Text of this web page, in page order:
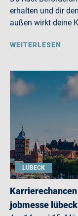
erhalten und dir
außen wirkt deine
WEITERLESEN
LÜBECK
jobmesse